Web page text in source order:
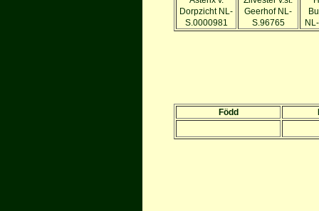
Dorpzicht NL-
S.0000981
GeerhofNL-
S.96765
Född